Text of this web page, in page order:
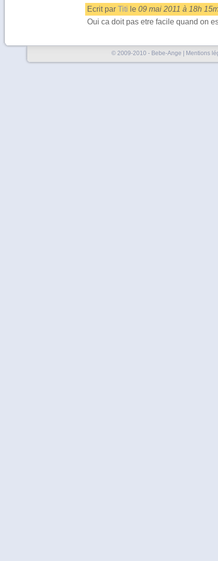
Ecrit par Titi le 09 mai 2011 à 18h
Oui ca doit pas etre facile quand on
© 2009-2010 - Bebe-Ange | Mentions